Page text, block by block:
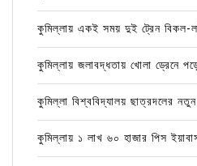
কুমিল্লায় একই সময় দুই ট্রেন বিকল-
কুমিল্লায় জলাবদ্ধতায় খোলা ড্রেনে
কুমিল্লা বিশ্ববিদ্যালয় ছাত্রদলের
কুমিল্লায় ১ লাখ ৬০ হাজার পিস